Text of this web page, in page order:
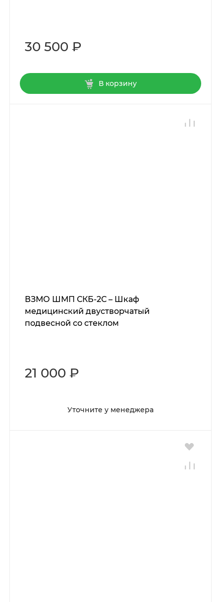
30 500 ₽
В корзину
ВЗМО ШМП СКБ-2С – Шкаф
медицинский двустворчатый
подвесной со стеклом
21 000 ₽
Уточните у менеджера